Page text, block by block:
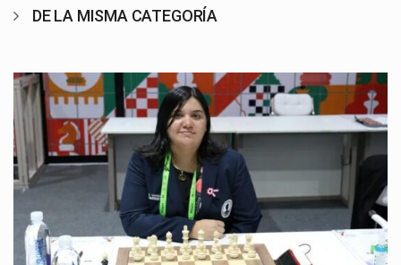
DE LA MISMA CATEGORÍA